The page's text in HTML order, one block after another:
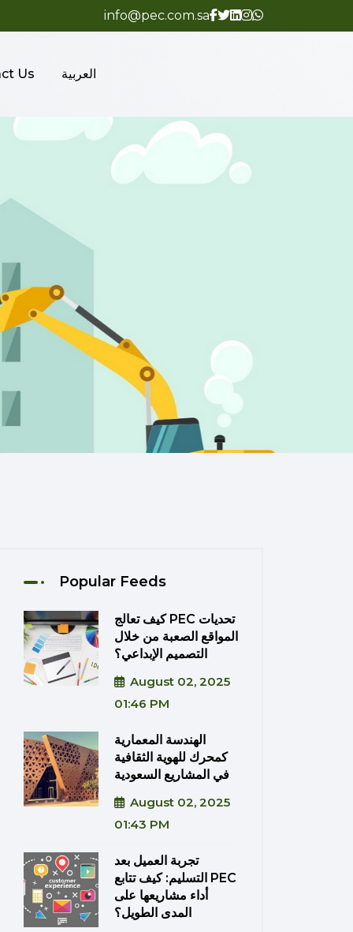
info@pec.com.sa
Us العربية
Popular Feeds
كيف تعالج PEC تحديات
المواقع الصعبة من خلال
التصميم الإبداعي؟
August 02, 2025
01:46 PM
الهندسة المعمارية
كمحرك للهوية الثقافية
في المشاريع السعودية
August 02, 2025
01:43 PM
تجربة العميل بعد
التسليم: كيف تتابع PEC
أداء مشاريعها على
المدى الطويل؟